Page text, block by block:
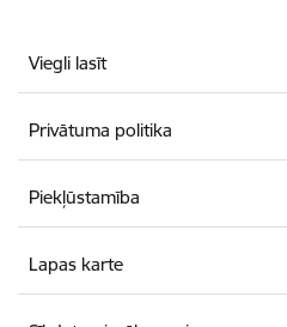
Viegli lasīt
Privātuma politika
Piekļūstamība
Lapas karte